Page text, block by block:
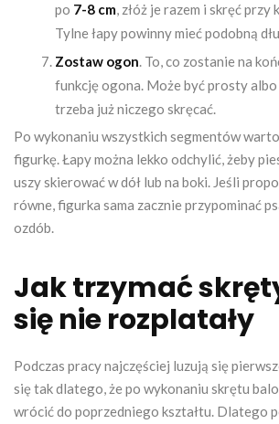
po 7-8 cm , złóż je razem i skręć przy
Tylne łapy powinny mieć podobną
Zostaw ogon . To, co zostanie na
funkcję ogona. Może być prosty
trzeba już niczego skręcać.
Po wykonaniu wszystkich segmentów
figurkę. Łapy można lekko odchylić, żeby
uszy skierować w dół lub na boki. Jeśli
równe, figurka sama zacznie przypominać
ozdób.
Jak trzymać
się nie rozplatały
Podczas pracy najczęściej luzują się
się tak dlatego, że po wykonaniu skrętu
wrócić do poprzedniego kształtu. Dlatego